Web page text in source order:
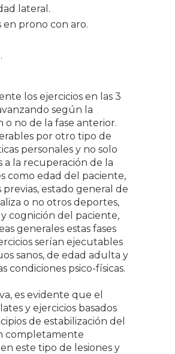
lateral.
prono con aro.
los ejercicios en las 3
según la
o no de la fase anterior.
por otro tipo de
personales y no solo
a la recuperación de la
como edad del paciente,
estado general de
o no otros deportes,
cognición del paciente,
generales estas fases
serían ejecutables
sanos, de edad adulta y
condiciones psico-físicas.
es evidente que el
y ejercicios basados
de estabilización del
completamente
este tipo de lesiones y